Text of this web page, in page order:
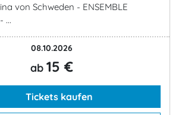
von Schweden - ENSEMBLE
...
08.10.2026
ab 15 €
Tickets kaufen